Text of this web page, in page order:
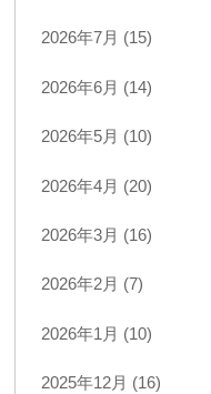
2026年7月 (15)
2026年6月 (14)
2026年5月 (10)
2026年4月 (20)
2026年3月 (16)
2026年2月 (7)
2026年1月 (10)
2025年12月 (16)